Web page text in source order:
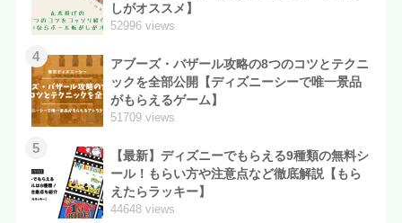
しがオススメ】
52996 views
4
アブーズ・バザール攻略の8つのコツとテクニ
ックを全部公開【ディズニーシーで唯一景品
がもらえるゲーム】
51709 views
5
【最新】ディズニーでもらえる9種類の無料シ
ール！もらい方や注意点など徹底解説【もら
えたらラッキー】
44648 views